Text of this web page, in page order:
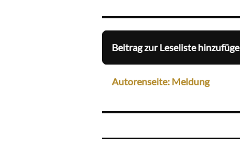
Beitrag zur Leseliste
Autorenseite: Meldung